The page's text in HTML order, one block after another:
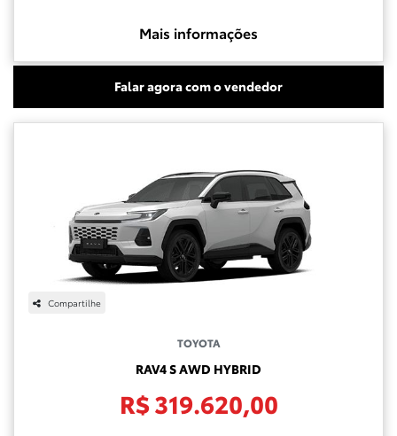
Mais informações
Falar agora com o vendedor
Compartilhe
TOYOTA
RAV4 S AWD HYBRID
R$ 319.620,00